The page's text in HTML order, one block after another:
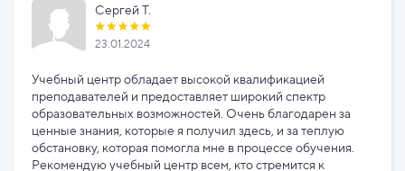
Сергей Т.
23.01.2024
Учебный центр обладает высокой квалификацией
преподавателей и предоставляет широкий спектр
образовательных возможностей. Очень благодарен за
ценные знания, которые я получил здесь, и за теплую
обстановку, которая помогла мне в процессе обучения.
Рекомендую учебный центр всем, кто стремится к